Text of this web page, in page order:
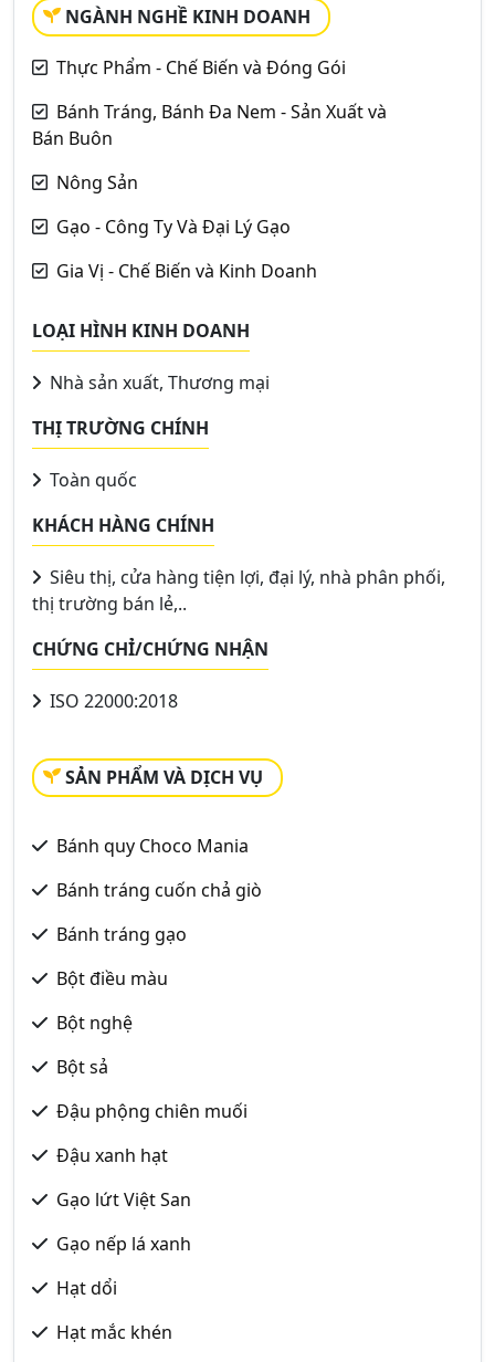
NGÀNH NGHỀ KINH DOANH
Thực Phẩm - Chế Biến và Đóng Gói
Bánh Tráng, Bánh Đa Nem - Sản Xuất và
Bán Buôn
Nông Sản
Gạo - Công Ty Và Đại Lý Gạo
Gia Vị - Chế Biến và Kinh Doanh
LOẠI HÌNH KINH DOANH
Nhà sản xuất, Thương mại
THỊ TRƯỜNG CHÍNH
Toàn quốc
KHÁCH HÀNG CHÍNH
Siêu thị, cửa hàng tiện lợi, đại lý, nhà phân phối,
thị trường bán lẻ,..
CHỨNG CHỈ/CHỨNG NHẬN
ISO 22000:2018
SẢN PHẨM VÀ DỊCH VỤ
Bánh quy Choco Mania
Bánh tráng cuốn chả giò
Bánh tráng gạo
Bột điều màu
Bột nghệ
Bột sả
Đậu phộng chiên muối
Đậu xanh hạt
Gạo lứt Việt San
Gạo nếp lá xanh
Hạt dổi
Hạt mắc khén